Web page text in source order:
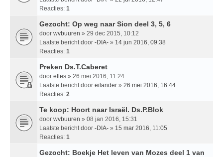
Reacties: 1
Gezocht: Op weg naar Sion deel 3, 5, 6
door wvbuuren » 29 dec 2015, 10:12
Laatste bericht door -DIA- » 14 jun 2016, 09:38
Reacties: 1
Preken Ds.T.Caberet
door elles » 26 mei 2016, 11:24
Laatste bericht door eilander » 26 mei 2016, 16:44
Reacties: 2
Te koop: Hoort naar Israël. Ds.P.Blok
door wvbuuren » 08 jan 2016, 15:31
Laatste bericht door -DIA- » 15 mar 2016, 11:05
Reacties: 1
Gezocht: Boekje Het leven van Mozes deel 1 van